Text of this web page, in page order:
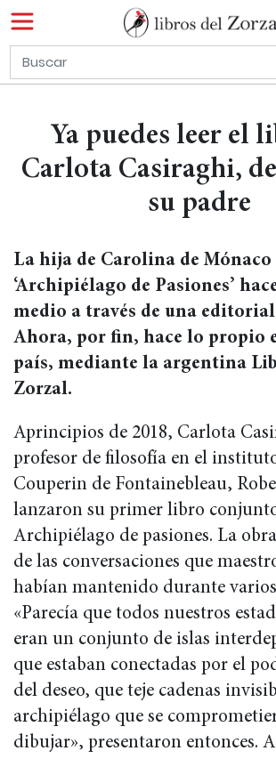
Ya puedes leer el
Carlota Casiraghi,
su padre
La hija de Carolina de Mónaco
‘Archipiélago de Pasiones’
medio a través de una
Ahora, por fin, hace lo propio
país, mediante la argentina
Zorzal.
Aprincipios de 2018, Carlota
profesor de filosofía en el
Couperin de Fontainebleau,
lanzaron su primer libro
Archipiélago de pasiones. La
de las conversaciones que
habían mantenido durante
«Parecía que todos nuestros
eran un conjunto de islas
que estaban conectadas por el
del deseo, que teje cadenas
archipiélago que se
dibujar», presentaron entonces.